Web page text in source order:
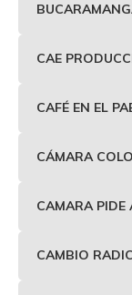
CAE
CAFÉ EN EL
CÁMARA
CAMARA PIDE
CAMBIO